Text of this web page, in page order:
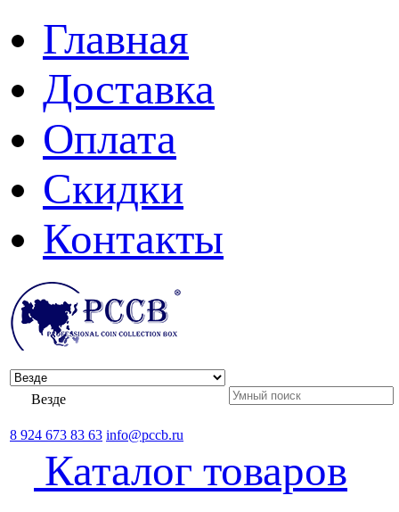
Главная
Доставка
Оплата
Скидки
Контакты
Везде
8 924 673 83 63 info@pccb.ru
Каталог товаров